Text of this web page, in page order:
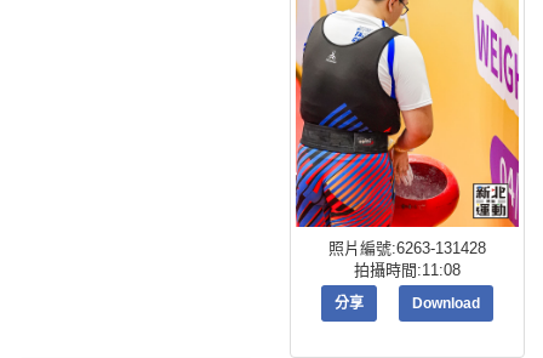
照片編號:6263-131428
拍攝時間:11:08
分享 Download